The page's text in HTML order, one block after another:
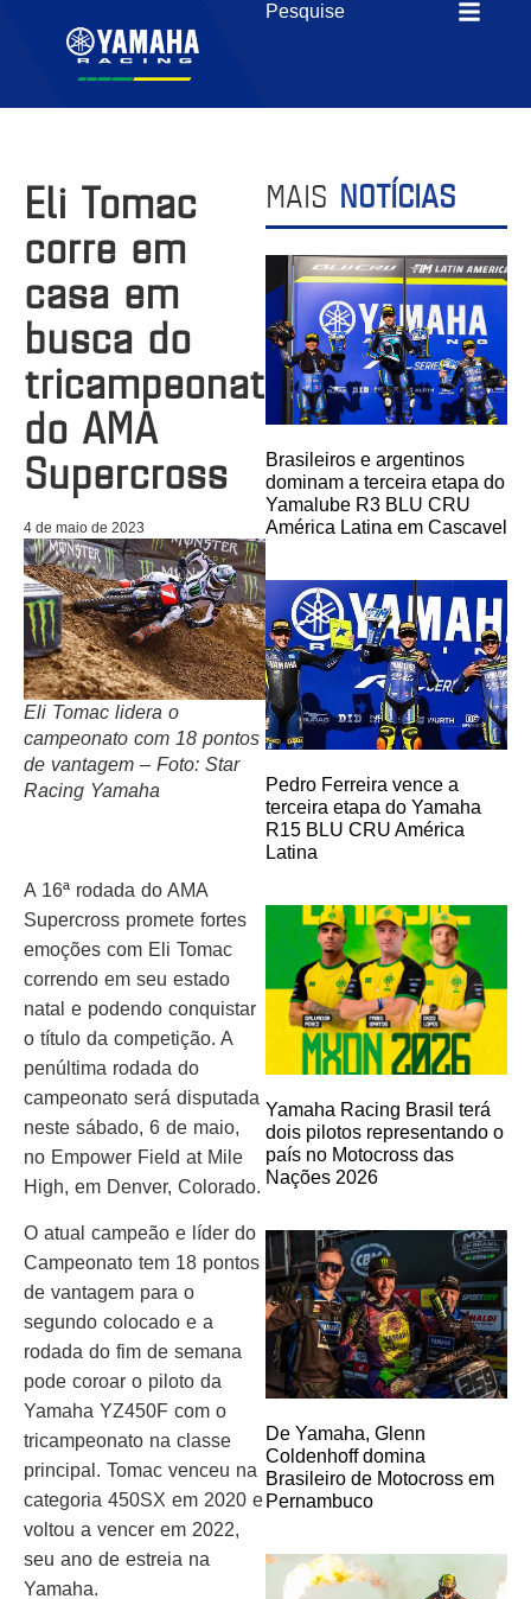
Eli Tomac
corre em
casa em
busca do
tricampeonato
do AMA
Supercross
4 de maio de 2023
Eli Tomac lidera o
campeonato com 18 pontos
de vantagem – Foto: Star
Racing Yamaha
A 16ª rodada do AMA
Supercross promete fortes
emoções com Eli Tomac
correndo em seu estado
natal e podendo conquistar
o título da competição. A
penúltima rodada do
campeonato será disputada
neste sábado, 6 de maio,
no Empower Field at Mile
High, em Denver, Colorado.
O atual campeão e líder do
Campeonato tem 18 pontos
de vantagem para o
segundo colocado e a
rodada do fim de semana
pode coroar o piloto da
Yamaha YZ450F com o
tricampeonato na classe
principal. Tomac venceu na
categoria 450SX em 2020 e
voltou a vencer em 2022,
seu ano de estreia na
Yamaha.
MAIS NOTÍCIAS
Brasileiros e argentinos
dominam a terceira etapa do
Yamalube R3 BLU CRU
América Latina em Cascavel
Pedro Ferreira vence a
terceira etapa do Yamaha
R15 BLU CRU América
Latina
Yamaha Racing Brasil terá
dois pilotos representando o
país no Motocross das
Nações 2026
De Yamaha, Glenn
Coldenhoff domina
Brasileiro de Motocross em
Pernambuco